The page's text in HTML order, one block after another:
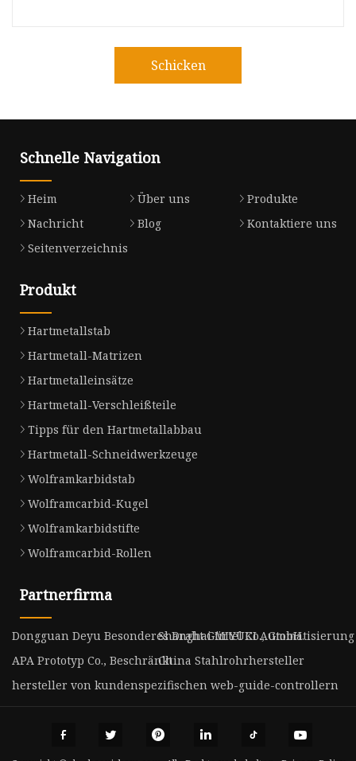
Schicken
Schnelle Navigation
Heim Über uns
Produkte
Nachricht
Blog
Kontaktiere uns
Seitenverzeichnis
Produkt
Hartmetallstab
Hartmetall-Matrizen
Hartmetalleinsätze
Hartmetall-Verschleißteile
Tipps für den Hartmetallabbau
Hartmetall-Schneidwerkzeuge
Wolframkarbidstab
Wolframcarbid-Kugel
Wolframkarbidstifte
Wolframcarbid-Rollen
Partnerfirma
Dongguan Deyu Besonderes Draht Gürtel Co., GmbH.
Shanghai MIYUKI
APA Prototyp Co., BeschränktChina Stahlrohrhersteller
hersteller von kundenspezifischen web-guide-controllern